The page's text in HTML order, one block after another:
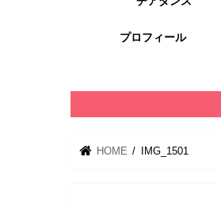
プロフィール
HOME IMG_1501